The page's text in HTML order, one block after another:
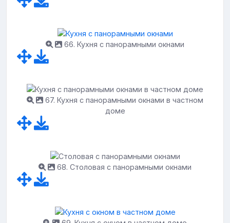
66. Кухня с панорамными окнами
67. Кухня с панорамными окнами в частном
доме
68. Столовая с панорамными окнами